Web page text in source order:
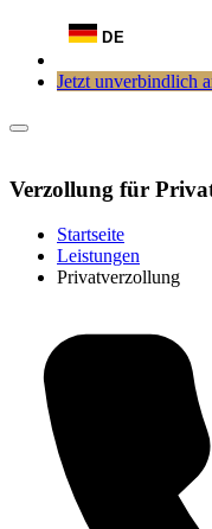
DE
Jetzt unverbindlich
Verzollung für
Startseite
Leistungen
Privatverzollung